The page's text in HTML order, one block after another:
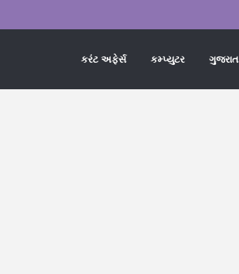
કરંટ અફેર્સ કમ્પ્યુટર ગુજરાત